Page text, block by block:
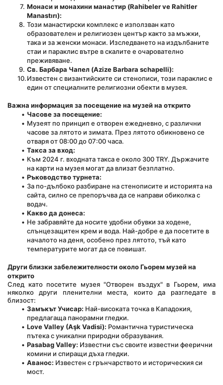
Монаси и монахини манастир (Rahibeler ve Rahitler
Manastırı):
Този манастирски комплекс е използван като
образователен и религиозен център както за мъжки,
така и за женски монаси. Изследването на издълбаните
стаи и параклис вътре в скалите е очарователно
преживяване.
Св. Барбара Чапел (Azize Barbara schapelli):
Известен с византийските си стенописи, този параклис е
един от специалните религиозни обекти в музея.
Важна информация за посещение на музей на открито
Часове за посещение:
Музеят по принцип е отворен ежедневно, с различни
часове за лятото и зимата. През лятото обикновено се
отваря от 08:00 до 07:00 часа.
Такса за вход:
Към 2024 г. входната такса е около 300 TRY. Държачите
на карти на музея могат да влизат безплатно.
Ръководство турнета:
За по-дълбоко разбиране на стенописите и историята на
сайта, силно се препоръчва да се направи обиколка с
водач.
Какво да донеса:
Не забравяйте да носите удобни обувки за ходене,
слънцезащитен крем и вода. Най-добре е да посетите в
началото на деня, особено през лятото, тъй като
температурите могат да се повишат.
Други близки забележителности около Гьорем музей на
открито
След като посетите музея "Отворен въздух" в Гьорем, има
няколко други пленителни места, които да разгледате в
близост:
Замъкът Учисар: Най-високата точка в Кападокия,
предлагаща панорамни гледки.
Love Valley (Aşk Vadisi): Романтична туристическа
пътека с уникални природни образувания.
Pasabag Valley: Известни със своите известни феерични
комини и спиращи дъха гледки.
Аванос: Известен с грънчарството и историческия си
мост.